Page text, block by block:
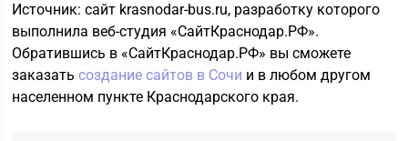
Источник: сайт krasnodar-bus.ru, разработку которого
выполнила веб-студия «СайтКраснодар.РФ».
Обратившись в «СайтКраснодар.РФ» вы сможете
заказатьсоздание сайтов в Сочи и в любом другом
населенном пункте Краснодарского края.